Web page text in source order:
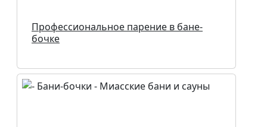
Профессиональное парение в бане-
бочке